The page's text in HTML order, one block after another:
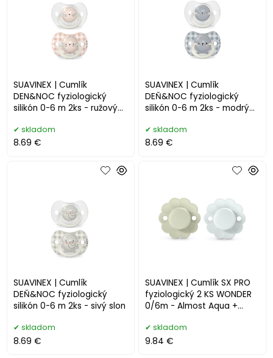
SUAVINEX | Cumlík
DEN&NOC fyziologický
silikón 0-6 m 2ks - ružový
skladom
8.69 €
SUAVINEX | Cumlík
DEŇ&NOC fyziologický
silikón 0-6 m 2ks - modrý
skladom
8.69 €
SUAVINEX | Cumlík
DEŇ&NOC fyziologický
silikón 0-6 m 2ks - sivý slon
skladom
8.69 €
SUAVINEX | Cumlík SX PRO
fyziologický 2 KS WONDER
0/6m - Almost Aqua +
skladom
9.84 €